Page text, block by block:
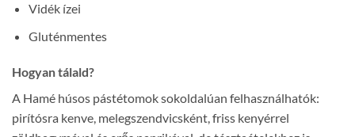
Vidék ízei
Gluténmentes
Hogyan tálald?
A Hamé húsos pástétomok sokoldalúan felhasználhatók:
pirítósra kenve, melegszendvicsként, friss kenyérrel